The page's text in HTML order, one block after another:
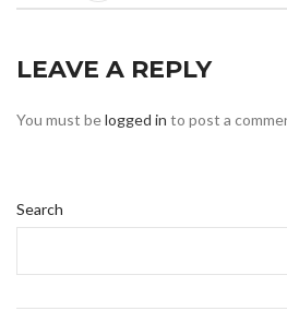
LEAVE A REPLY
You must belogged in to post a
Search